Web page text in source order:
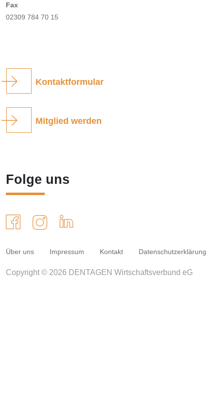
Fax
02309 784 70 15
Kontaktformular
Mitglied werden
Folge uns
Über uns Impressum Kontakt Datenschutzerklärung
Copyright © 2026 DENTAGEN Wirtschaftsverbund eG